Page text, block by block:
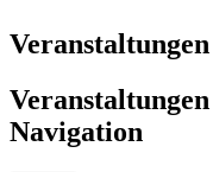
Veranstaltungen
Navigation